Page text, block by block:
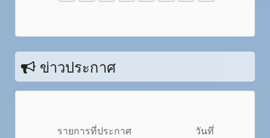
ข่าวประกาศ
รายการที่ประกาศ วันทึ่